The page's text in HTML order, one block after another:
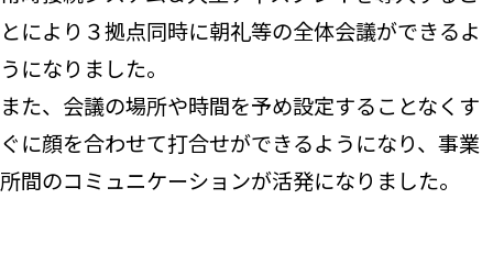
とにより３拠点同時に朝礼等の全体会議ができるよ
うになりました。
また、会議の場所や時間を予め設定することなくす
ぐに顔を合わせて打合せができるようになり、事業
所間のコミュニケーションが活発になりました。